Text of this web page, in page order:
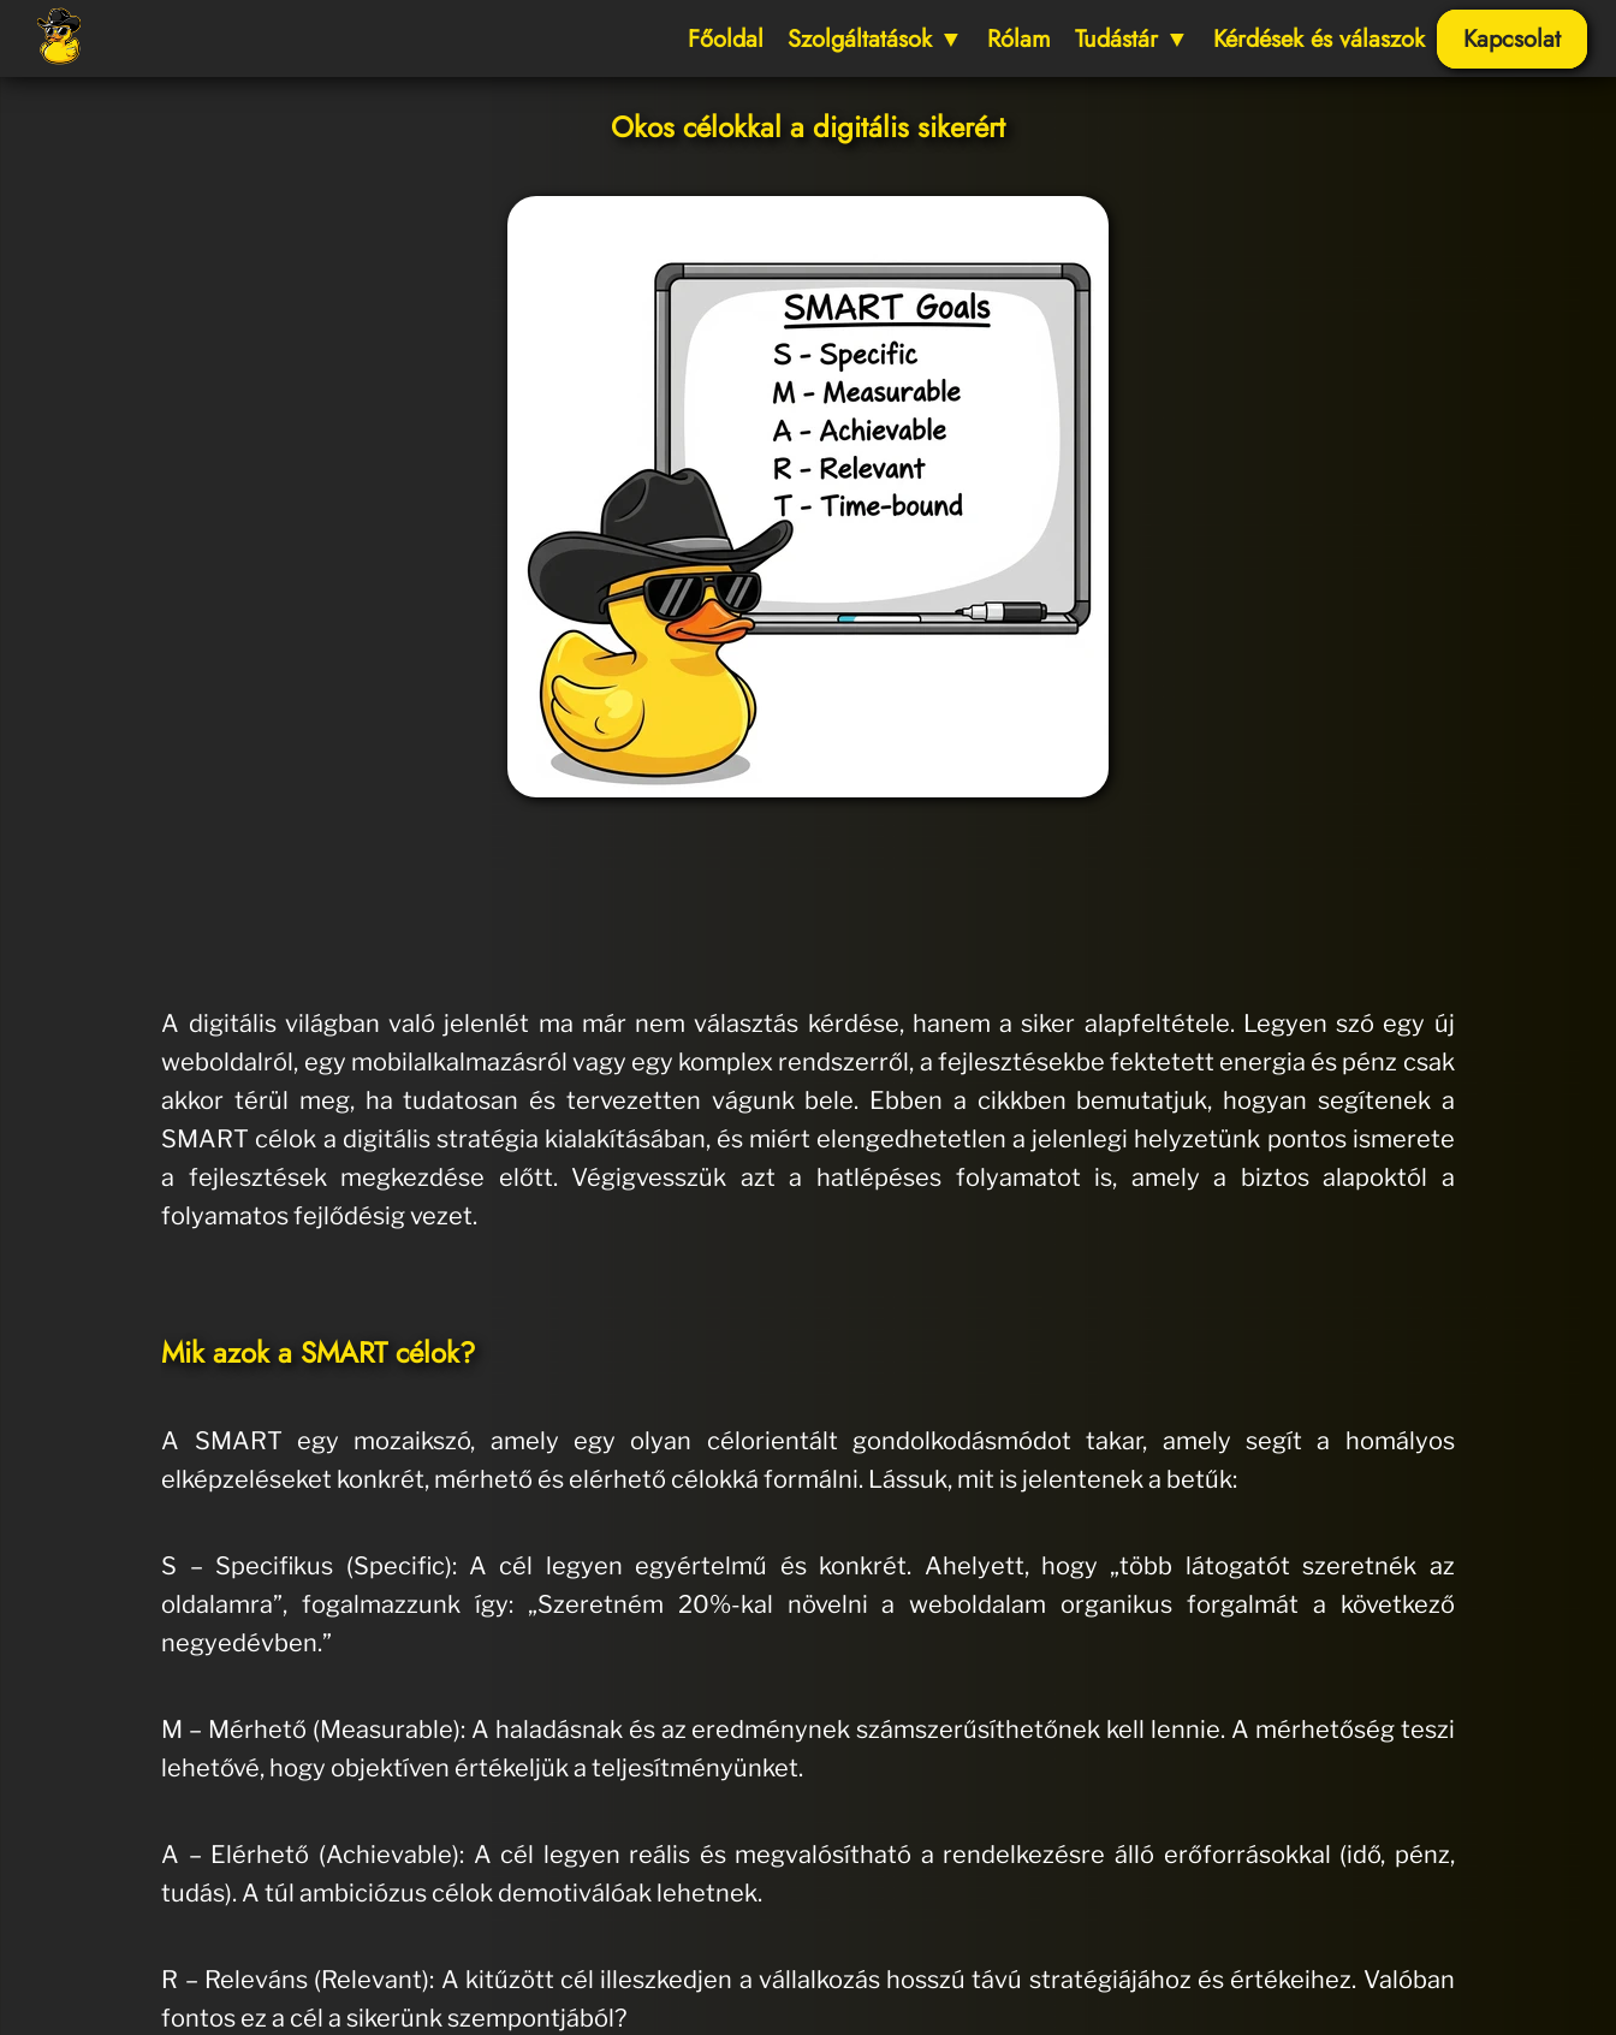
Főoldal Szolgáltatások ▼ Rólam Tudástár ▼ Kérdések és válaszok Kapcsolat
Okos célokkal a digitális sikerért
A digitális világban való jelenlét ma már nem választás kérdése, hanem a siker alapfeltétele. Legyen szó egy új
weboldalról, egy mobilalkalmazásról vagy egy komplex rendszerről, a fejlesztésekbe fektetett energia és pénz csak
akkor térül meg, ha tudatosan és tervezetten vágunk bele. Ebben a cikkben bemutatjuk, hogyan segítenek a
SMART célok a digitális stratégia kialakításában, és miért elengedhetetlen a jelenlegi helyzetünk pontos ismerete
a fejlesztések megkezdése előtt. Végigvesszük azt a hatlépéses folyamatot is, amely a biztos alapoktól a
folyamatos fejlődésig vezet.
Mik azok a SMART célok?
A SMART egy mozaikszó, amely egy olyan célorientált gondolkodásmódot takar, amely segít a homályos
elképzeléseket konkrét, mérhető és elérhető célokká formálni. Lássuk, mit is jelentenek a betűk:
S – Specifikus (Specific): A cél legyen egyértelmű és konkrét. Ahelyett, hogy „több látogatót szeretnék az
oldalamra”, fogalmazzunk így: „Szeretném 20%-kal növelni a weboldalam organikus forgalmát a következő
negyedévben.”
M – Mérhető (Measurable): A haladásnak és az eredménynek számszerűsíthetőnek kell lennie. A mérhetőség teszi
lehetővé, hogy objektíven értékeljük a teljesítményünket.
A – Elérhető (Achievable): A cél legyen reális és megvalósítható a rendelkezésre álló erőforrásokkal (idő, pénz,
tudás). A túl ambiciózus célok demotiválóak lehetnek.
R – Releváns (Relevant): A kitűzött cél illeszkedjen a vállalkozás hosszú távú stratégiájához és értékeihez. Valóban
fontos ez a cél a sikerünk szempontjából?